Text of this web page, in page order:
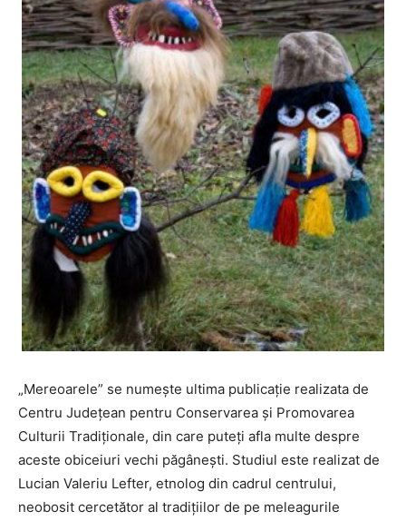
„Mereoarele” se numește ultima publicație realizata de
Centru Județean pentru Conservarea și Promovarea
Culturii Tradiționale, din care puteți afla multe despre
aceste obiceiuri vechi păgânești. Studiul este realizat de
Lucian Valeriu Lefter, etnolog din cadrul centrului,
neobosit cercetător al tradițiilor de pe meleagurile